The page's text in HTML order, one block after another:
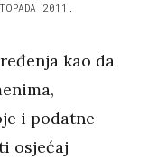
2011.
kao da
i podatne
osjećaj